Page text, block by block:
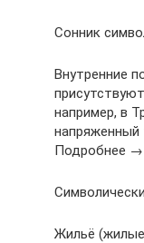
Сонник
Внутренние
например, в
Подробнее →
Жильё